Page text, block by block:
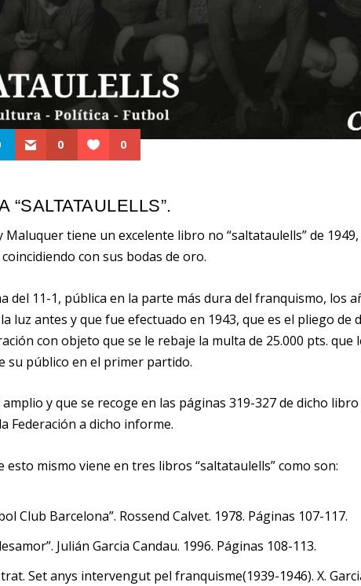
0 0
“SALTATAULELLS”.
tiene un excelente libro no “saltataulells” de
coincidiendo con sus bodas de oro.
del 11-1, pública en la parte más dura del franquismo, los
luz antes y que fue efectuado en 1943, que es el pliego de
con objeto que se le rebaje la multa de 25.000 pts.
su público en el primer partido.
y que se recoge en las páginas 319-327 de dicho
Federación a dicho informe.
esto mismo viene en tres libros “saltataulells” como son:
Club Barcelona”. Rossend Calvet. 1978. Páginas 107-117.
Julián Garcia Candau. 1996. Páginas 108-113.
Set anys intervengut pel franquisme(1939-1946). X.